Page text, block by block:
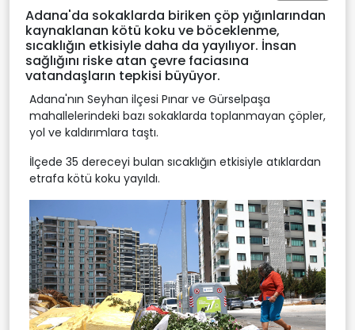
Adana'da sokaklarda biriken çöp yığınlarından
kaynaklanan kötü koku ve böceklenme,
sıcaklığın etkisiyle daha da yayılıyor. İnsan
sağlığını riske atan çevre faciasına
vatandaşların tepkisi büyüyor.
Adana'nın Seyhan ilçesi Pınar ve Gürselpaşa
mahallelerindeki bazı sokaklarda toplanmayan çöpler,
yol ve kaldırımlara taştı.
İlçede 35 dereceyi bulan sıcaklığın etkisiyle atıklardan
etrafa kötü koku yayıldı.